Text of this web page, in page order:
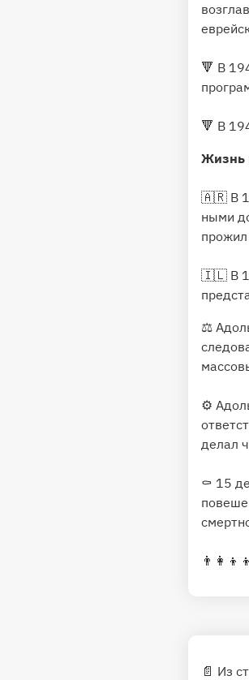
🔻 В
🔻 В
Жизнь
🇦🇷 В
ны­ми
прожил
🇮🇱 В
⚖️
⚙️
делал
⚰️ 15
📄 Из